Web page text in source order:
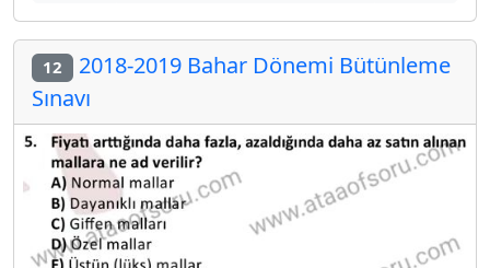
12 2018-2019 Bahar Dönemi Bütünleme
Sınavı